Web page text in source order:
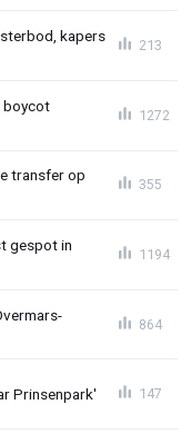
kapers
213
boycot
1272
transfer op
355
gespot in
1194
864
Prinsenpark' 147